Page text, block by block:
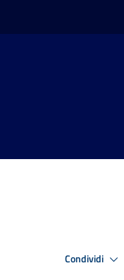
Condividi